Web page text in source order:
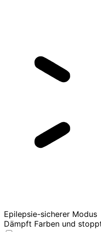
Epilepsie-sicherer Modus
Dämpft Farben und